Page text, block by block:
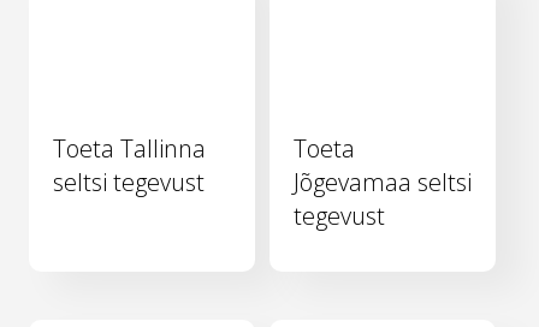
Toeta Tallinna
seltsi tegevust
Toeta
Jõgevamaa seltsi
tegevust